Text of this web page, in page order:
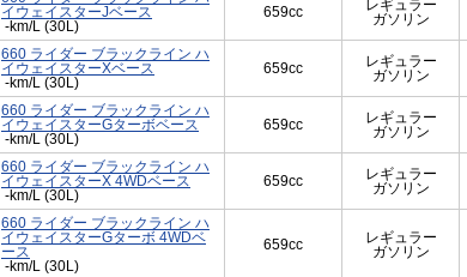
イウェイスターJベース
-km/L (30L)
659cc
レギュラー
ガソリン
660 ライダー ブラックライン ハ
イウェイスターXベース
-km/L (30L)
659cc
レギュラー
ガソリン
660 ライダー ブラックライン ハ
イウェイスターGターボベース
-km/L (30L)
659cc
レギュラー
ガソリン
660 ライダー ブラックライン ハ
イウェイスターX 4WDベース
-km/L (30L)
659cc
レギュラー
ガソリン
660 ライダー ブラックライン ハ
イウェイスターGターボ 4WDベ
ース
-km/L (30L)
659cc
レギュラー
ガソリン